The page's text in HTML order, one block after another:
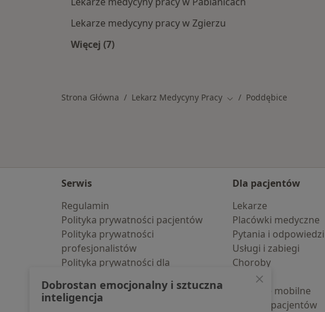
Lekarze medycyny pracy w Zgierzu
Więcej (7)
Strona Główna Lekarz Medycyny Pracy Zmień miasto
Poddębice
Serwis
Regulamin
Polityka prywatności pacjentów
Polityka prywatności
profesjonalistów
Polityka prywatności dla
pozyskaliśmy samodzielnie
Polityka cookies
Dla pacjentów
Lekarze
Placówki medyczne
Pytania i odpowiedzi
Usługi i zabiegi
Choroby
Pomoc
Aplikacje mobilne
Blog dla pacjentów
Dobrostan emocjonalny i sztuczna
inteligencja